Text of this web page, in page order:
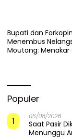
​Bupati dan
Menembus
Moutong: Menakar
Populer
1
06/08/2026
Saat Pasir
Menunggu